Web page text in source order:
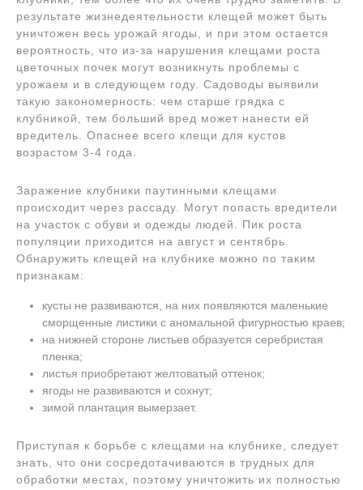
результате жизнедеятельности клещей может быть
уничтожен весь урожай ягоды, и при этом остается
вероятность, что из-за нарушения клещами роста
цветочных почек могут возникнуть проблемы с
урожаем и в следующем году. Садоводы выявили
такую закономерность: чем старше грядка с
клубникой, тем больший вред может нанести ей
вредитель. Опаснее всего клещи для кустов
возрастом 3-4 года.
Заражение клубники паутинными клещами
происходит через рассаду. Могут попасть вредители
на участок с обуви и одежды людей. Пик роста
популяции приходится на август и сентябрь.
Обнаружить клещей на клубнике можно по таким
признакам:
кусты не развиваются, на них появляются маленькие
сморщенные листики с аномальной фигурностью краев;
на нижней стороне листьев образуется серебристая
пленка;
листья приобретают желтоватый оттенок;
ягоды не развиваются и сохнут;
зимой плантация вымерзает.
Приступая к борьбе с клещами на клубнике, следует
знать, что они сосредотачиваются в трудных для
обработки местах, поэтому уничтожить их полностью